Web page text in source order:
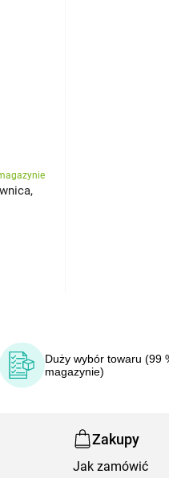
Duży wybór towaru (99
magazynie)
Zakupy
Jak zamówić